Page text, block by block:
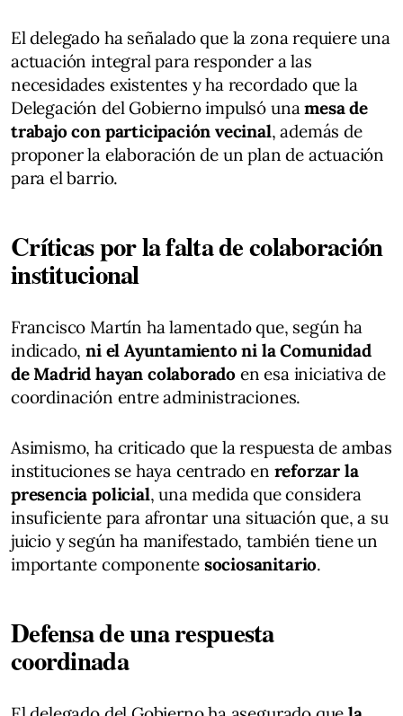
El delegado ha señalado que la zona requiere una
actuación integral para responder a las
necesidades existentes y ha recordado que la
Delegación del Gobierno impulsó unamesa de
trabajo con participación vecinal, además de
proponer la elaboración de un plan de actuación
para el barrio.
Críticas por la falta de colaboración
institucional
Francisco Martín ha lamentado que, según ha
indicado,ni el Ayuntamiento ni la Comunidad
de Madrid hayan colaborado en esa iniciativa de
coordinación entre administraciones.
Asimismo, ha criticado que la respuesta de ambas
instituciones se haya centrado en reforzar la
presencia policial, una medida que considera
insuficiente para afrontar una situación que, a su
juicio y según ha manifestado, también tiene un
importante componente sociosanitario.
Defensa de una respuesta
coordinada